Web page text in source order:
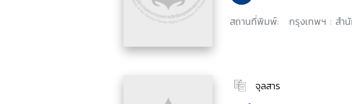
สถานที่พิมพ์: กรุงเทพฯ : สำ
จุลสาร